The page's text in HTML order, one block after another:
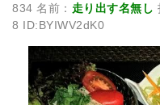
834 名前： 走り出す名無し
8 ID:BYIWV2dK0